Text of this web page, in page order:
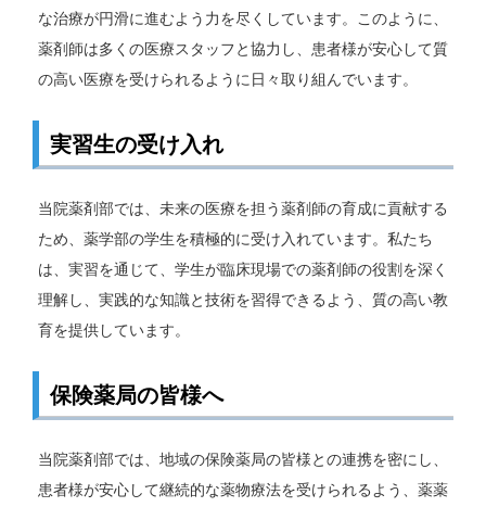
な治療が円滑に進むよう力を尽くしています。このように、
薬剤師は多くの医療スタッフと協力し、患者様が安心して質
の高い医療を受けられるように日々取り組んでいます。
実習生の受け入れ
当院薬剤部では、未来の医療を担う薬剤師の育成に貢献する
ため、薬学部の学生を積極的に受け入れています。私たち
は、実習を通じて、学生が臨床現場での薬剤師の役割を深く
理解し、実践的な知識と技術を習得できるよう、質の高い教
育を提供しています。
保険薬局の皆様へ
当院薬剤部では、地域の保険薬局の皆様との連携を密にし、
患者様が安心して継続的な薬物療法を受けられるよう、薬薬